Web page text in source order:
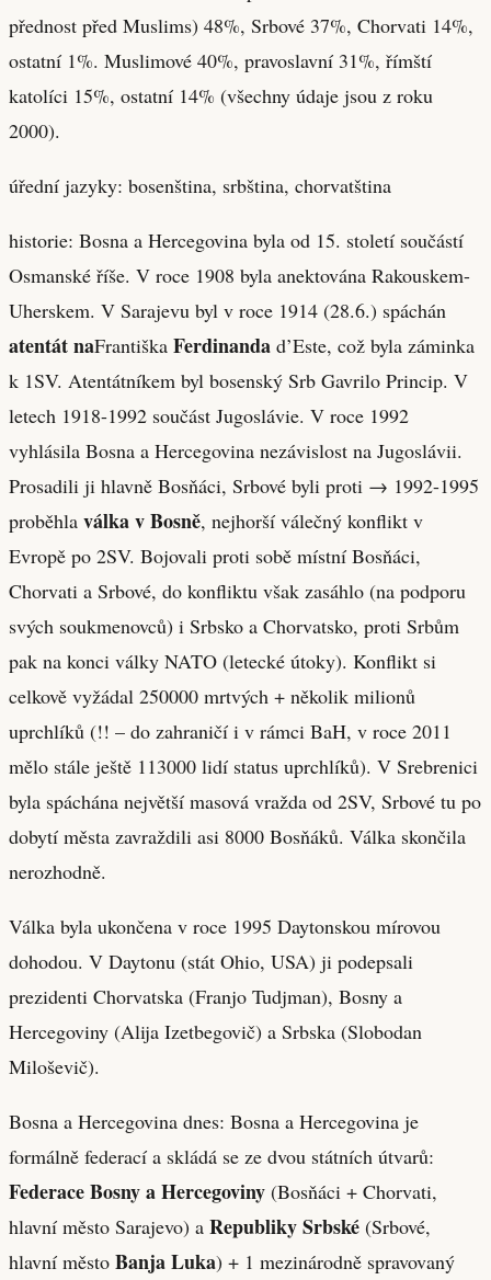
přednost před Muslims) 48%, Srbové 37%, Chorvati 14%,
ostatní 1%. Muslimové 40%, pravoslavní 31%, římští
katolíci 15%, ostatní 14% (všechny údaje jsou z roku
2000).
úřední jazyky: bosenština, srbština, chorvatština
historie: Bosna a Hercegovina byla od 15. století součástí
Osmanské říše. V roce 1908 byla anektována Rakouskem-
Uherskem. V Sarajevu byl v roce 1914 (28.6.) spáchán
atentát naFrantiška Ferdinanda d’Este, což byla záminka
k 1SV. Atentátníkem byl bosenský Srb Gavrilo Princip. V
letech 1918-1992 součást Jugoslávie. V roce 1992
vyhlásila Bosna a Hercegovina nezávislost na Jugoslávii.
Prosadili ji hlavně Bosňáci, Srbové byli proti → 1992-1995
proběhla válka v Bosně, nejhorší válečný konflikt v
Evropě po 2SV. Bojovali proti sobě místní Bosňáci,
Chorvati a Srbové, do konfliktu však zasáhlo (na podporu
svých soukmenovců) i Srbsko a Chorvatsko, proti Srbům
pak na konci války NATO (letecké útoky). Konflikt si
celkově vyžádal 250000 mrtvých + několik milionů
uprchlíků (!! – do zahraničí i v rámci BaH, v roce 2011
mělo stále ještě 113000 lidí status uprchlíků). V Srebrenici
byla spáchána největší masová vražda od 2SV, Srbové tu po
dobytí města zavraždili asi 8000 Bosňáků. Válka skončila
nerozhodně.
Válka byla ukončena v roce 1995 Daytonskou mírovou
dohodou. V Daytonu (stát Ohio, USA) ji podepsali
prezidenti Chorvatska (Franjo Tudjman), Bosny a
Hercegoviny (Alija Izetbegovič) a Srbska (Slobodan
Miloševič).
Bosna a Hercegovina dnes: Bosna a Hercegovina je
formálně federací a skládá se ze dvou státních útvarů:
Federace Bosny a Hercegoviny (Bosňáci + Chorvati,
hlavní město Sarajevo) a Republiky Srbské (Srbové,
hlavní město Banja Luka) + 1 mezinárodně spravovaný